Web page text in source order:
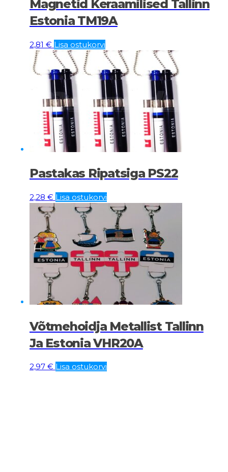
Magnetid Keraamilised Tallinn
Estonia TM19A
2,81 € Lisa ostukorvi
Pastakas Ripatsiga PS22
2,28 € Lisa ostukorvi
Võtmehoidja Metallist Tallinn
Ja Estonia VHR20A
2,97 € Lisa ostukorvi